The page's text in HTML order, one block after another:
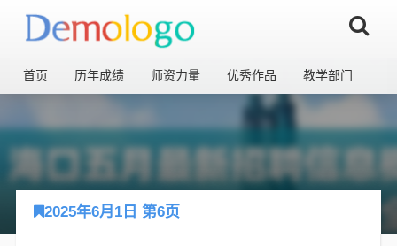
首页 历年成绩 师资力量 优秀作品 教学部门
2025年6月1日 第6页